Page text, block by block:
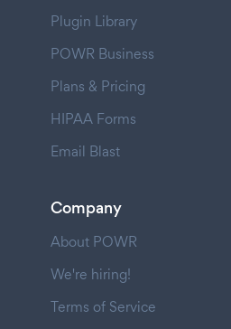
Plugin Library
POWR Business
Plans & Pricing
HIPAA Forms
Email Blast
Company
About POWR
We're hiring!
Terms of Service